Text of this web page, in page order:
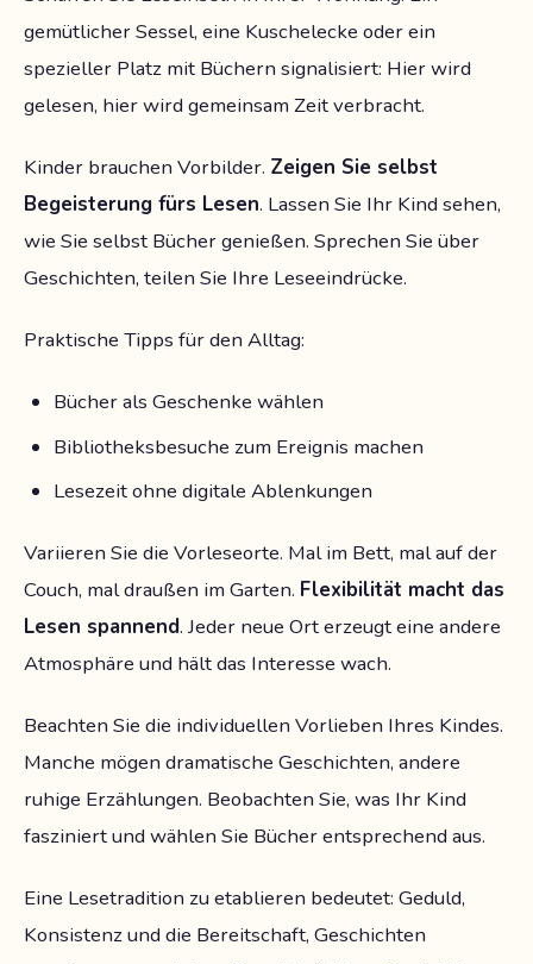
gemütlicher Sessel, eine Kuschelecke oder ein
spezieller Platz mit Büchern signalisiert: Hier wird
gelesen, hier wird gemeinsam Zeit verbracht.
Kinder brauchen Vorbilder. Zeigen Sie selbst
Begeisterung fürs Lesen. Lassen Sie Ihr Kind sehen,
wie Sie selbst Bücher genießen. Sprechen Sie über
Geschichten, teilen Sie Ihre Leseeindrücke.
Praktische Tipps für den Alltag:
Bücher als Geschenke wählen
Bibliotheksbesuche zum Ereignis machen
Lesezeit ohne digitale Ablenkungen
Variieren Sie die Vorleseorte. Mal im Bett, mal auf der
Couch, mal draußen im Garten. Flexibilität macht das
Lesen spannend. Jeder neue Ort erzeugt eine andere
Atmosphäre und hält das Interesse wach.
Beachten Sie die individuellen Vorlieben Ihres Kindes.
Manche mögen dramatische Geschichten, andere
ruhige Erzählungen. Beobachten Sie, was Ihr Kind
fasziniert und wählen Sie Bücher entsprechend aus.
Eine Lesetradition zu etablieren bedeutet: Geduld,
Konsistenz und die Bereitschaft, Geschichten